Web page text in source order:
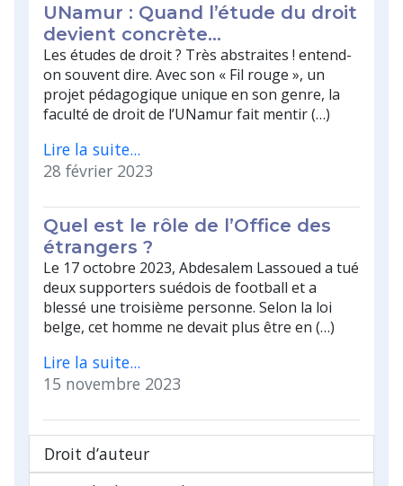
UNamur : Quand l’étude du droit
devient concrète…
Les études de droit ? Très abstraites ! entend-
on souvent dire. Avec son « Fil rouge », un
projet pédagogique unique en son genre, la
faculté de droit de l’UNamur fait mentir (…)
Lire la suite...
28 février 2023
Quel est le rôle de l’Office des
étrangers ?
Le 17 octobre 2023, Abdesalem Lassoued a tué
deux supporters suédois de football et a
blessé une troisième personne. Selon la loi
belge, cet homme ne devait plus être en (…)
Lire la suite...
15 novembre 2023
Droit d’auteur